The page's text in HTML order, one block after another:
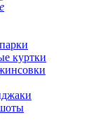
куртки